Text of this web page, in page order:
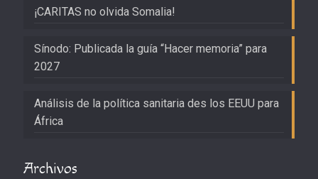
¡CARITAS no olvida Somalia!
Sínodo: Publicada la guía “Hacer memoria” para
2027
Análisis de la política sanitaria des los EEUU para
África
Archivos